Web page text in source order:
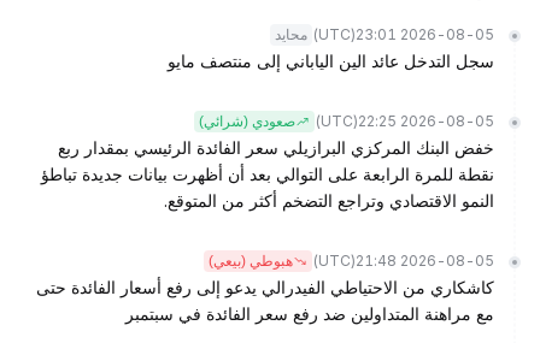
2026-08-05 23:01
(UTC) محايد
سجل التدخل عائد الين الياباني إلى منتصف مايو
2026-08-05 22:25
(UTC) صعودي (شرائي)
خفض البنك المركزي البرازيلي سعر الفائدة الرئيسي بمقدار ربع
نقطة للمرة الرابعة على التوالي بعد أن أظهرت بيانات جديدة تباطؤ
النمو الاقتصادي وتراجع التضخم أكثر من المتوقع.
2026-08-05 21:48
(UTC) هبوطي (بيعي)
كاشكاري من الاحتياطي الفيدرالي يدعو إلى رفع أسعار الفائدة حتى
مع مراهنة المتداولين ضد رفع سعر الفائدة في سبتمبر